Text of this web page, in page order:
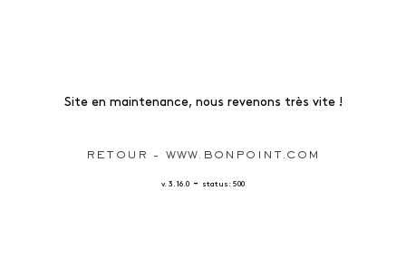
Site en maintenance, nous revenons très vite !
RETOUR - WWW.BONPOINT.COM
v. 3.16.0 - status: 500